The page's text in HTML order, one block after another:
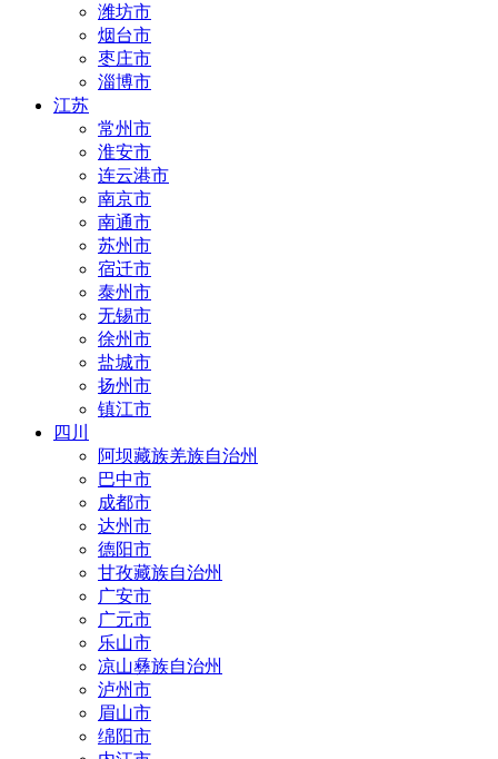
潍坊市
烟台市
枣庄市
淄博市
江苏
常州市
淮安市
连云港市
南京市
南通市
苏州市
宿迁市
泰州市
无锡市
徐州市
盐城市
扬州市
镇江市
四川
阿坝藏族羌族自治州
巴中市
成都市
达州市
德阳市
甘孜藏族自治州
广安市
广元市
乐山市
凉山彝族自治州
泸州市
眉山市
绵阳市